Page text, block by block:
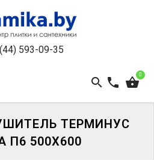
593-09-35
0
ТЕРМИНУС
П6 500Х600